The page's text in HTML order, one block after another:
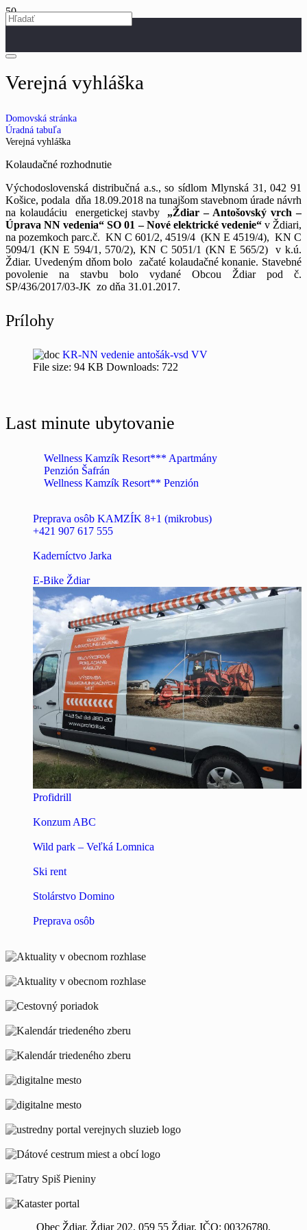
Verejná vyhláška
Domovská stránka
Úradná tabuľa
Verejná vyhláška
Kolaudačné rozhodnutie
Východoslovenská distribučná a.s., so sídlom Mlynská 31, 042 91
Košice, podala dňa 18.09.2018 na tunajšom stavebnom úrade návrh
na kolaudáciu energetickej stavby „Ždiar – Antošovský vrch –
Úprava NN vedenia“ SO 01 – Nové elektrické vedenie“ v Ždiari,
na pozemkoch parc.č. KN C 601/2, 4519/4 (KN E 4519/4), KN C
5094/1 (KN E 594/1, 570/2), KN C 5051/1 (KN E 565/2) v k.ú.
Ždiar. Uvedeným dňom bolo začaté kolaudačné konanie. Stavebné
povolenie na stavbu bolo vydané Obcou Ždiar pod č.
SP/436/2017/03-JK zo dňa 31.01.2017.
Prílohy
KR-NN vedenie antošák-vsd VV
File size: 94 KB Downloads: 722
Last minute ubytovanie
Wellness Kamzík Resort*** Apartmány
Penzión Šafrán
Wellness Kamzík Resort** Penzión
Preprava osôb KAMZÍK 8+1 (mikrobus)
+421 907 617 555
Kaderníctvo Jarka
E-Bike Ždiar
Profidrill
Konzum ABC
Wild park – Veľká Lomnica
Ski rent
Stolárstvo Domino
Preprava osôb
Obec Ždiar, Ždiar 202, 059 55 Ždiar, IČO: 00326780,